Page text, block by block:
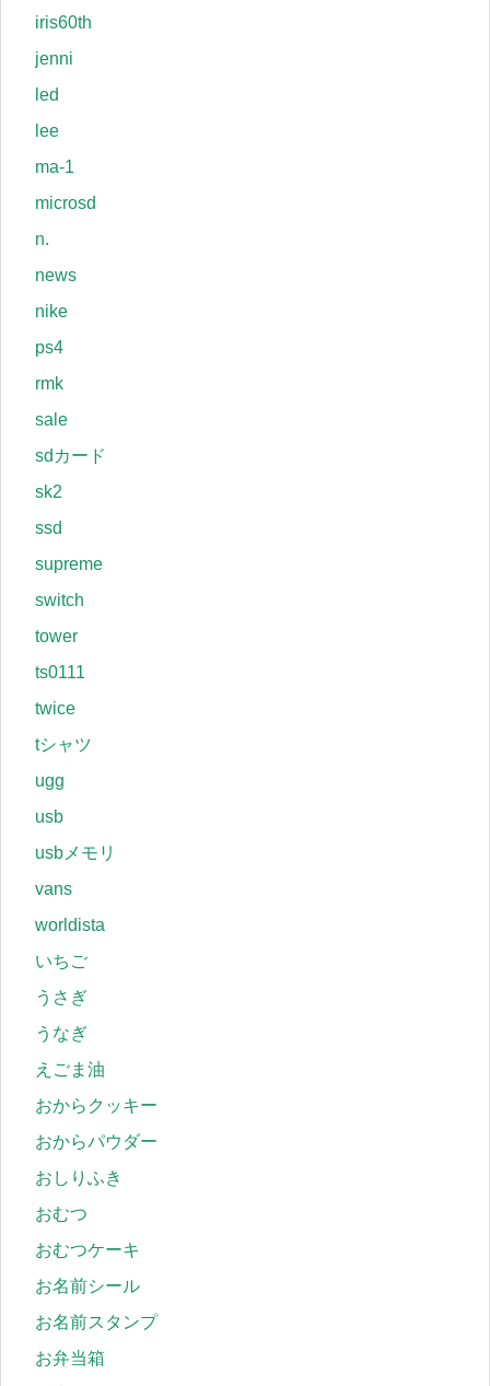
iris60th
jenni
led
lee
ma-1
microsd
n.
news
nike
ps4
rmk
sale
sdカード
sk2
ssd
supreme
switch
tower
ts0111
twice
tシャツ
ugg
usb
usbメモリ
vans
worldista
いちご
うさぎ
うなぎ
えごま油
おからクッキー
おからパウダー
おしりふき
おむつ
おむつケーキ
お名前シール
お名前スタンプ
お弁当箱